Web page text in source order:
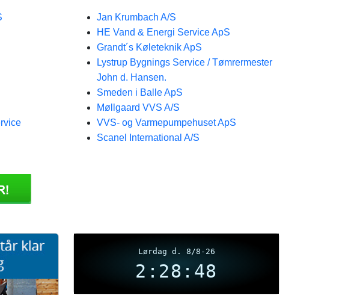
Jan Krumbach A/S
HE Vand & Energi Service ApS
Grandt´s Køleteknik ApS
Lystrup Bygnings Service / Tømrermester
John d. Hansen.
Smeden i Balle ApS
Møllgaard VVS A/S
VVS- og Varmepumpehuset ApS
Scanel International A/S
Lørdag d. 8/8-26
2:28:48